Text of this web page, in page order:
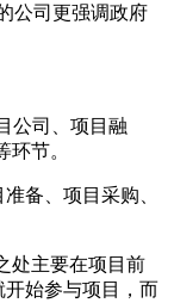
公司更强调政府
公司、项目融
节。
备、项目采购、
处主要在项目前
始参与项目，而